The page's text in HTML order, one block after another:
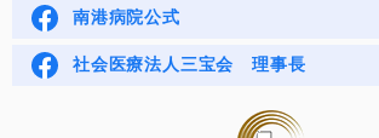
南港病院公式
社会医療法人三宝会 理事長